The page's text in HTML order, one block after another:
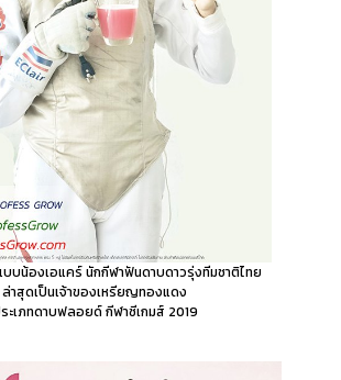
บบน้องเอแคร์นักกีฬาฟันดาบดาวรุ่งทีมชาติไทย
ล่าสุดเป็นเจ้าของเหรียญทองแดง
ะเภทดาบฟลอยด์ กีฬาซีเกมส์ 2019